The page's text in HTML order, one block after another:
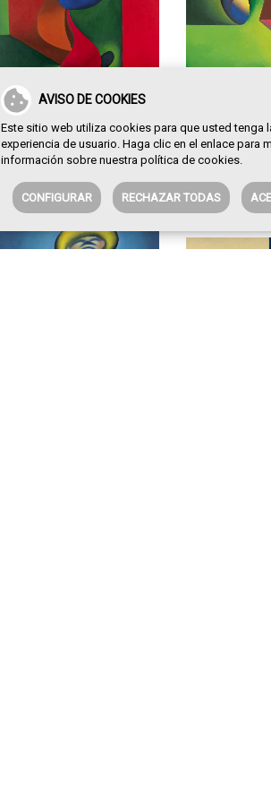
AVISO DE COOKIES
Este sitio web utiliza cookies para que usted tenga
experiencia de usuario. Haga clic en el enlace para
información sobre nuestra política de cookies.
CONFIGURAR RECHAZAR TODAS
El alquimista del color
El baño de
hipálages